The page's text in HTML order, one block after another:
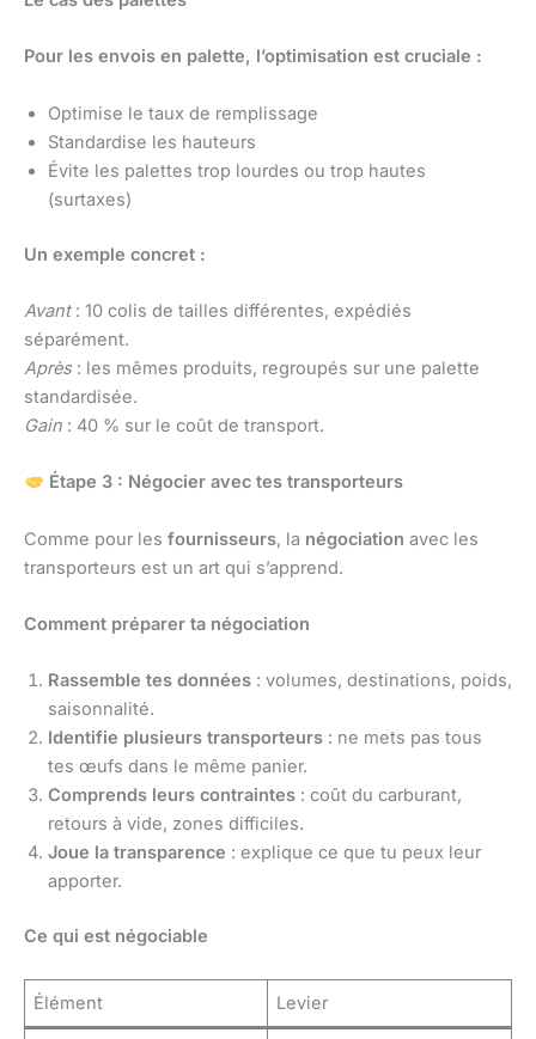
Pour les envois en palette, l’optimisation est cruciale :
Optimise le taux de remplissage
Standardise les hauteurs
Évite les palettes trop lourdes ou trop hautes
(surtaxes)
Un exemple concret :
Avant: 10 colis de tailles différentes, expédiés
séparément.
Après: les mêmes produits, regroupés sur une palette
standardisée.
Gain : 40 % sur le coût de transport.
Étape 3 : Négocier avec tes transporteurs
Comme pour les fournisseurs, la négociation avec les
transporteurs est un art qui s’apprend.
Comment préparer ta négociation
Rassemble tes données : volumes, destinations, poids,
saisonnalité.
Identifie plusieurs transporteurs : ne mets pas tous
tes œufs dans le même panier.
Comprends leurs contraintes : coût du carburant,
retours à vide, zones difficiles.
Joue la transparence : explique ce que tu peux leur
apporter.
Ce qui est négociable
Élément Levier